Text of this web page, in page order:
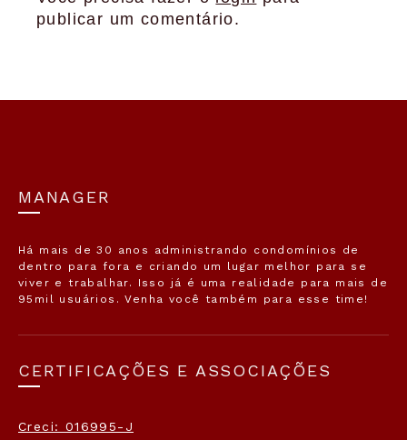
publicar um comentário.
MANAGER
Há mais de 30 anos administrando condomínios de
dentro para fora e criando um lugar melhor para se
viver e trabalhar. Isso já é uma realidade para mais de
95mil usuários. Venha você também para esse time!
CERTIFICAÇÕES E ASSOCIAÇÕES
Creci: 016995-J